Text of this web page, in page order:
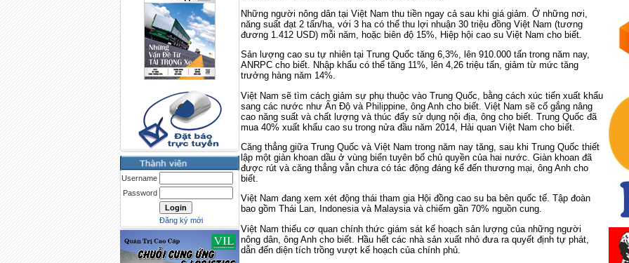
Username
Password
Đăng ký mới
Những người nông dân tại Việt Nam thu tiền ngay cả sau khi giá giảm. Ở những nơi,
năng suất đạt 2 tấn/ha, với 3 ha có thể thu lợi nhuận 30 triệu đồng Việt Nam (tương
đương 1.412 USD) mỗi năm, hoặc biên độ 15%, Hiệp hội cao su Việt Nam cho biết.
Sản lượng cao su tự nhiên tại Trung Quốc tăng 6,3%, lên 910.000 tấn trong năm nay,
ANRPC cho biết. Nhập khẩu có thể tăng 11%, lên 4,26 triệu tấn, giảm từ mức tăng
trưởng hàng năm 14%.
Việt Nam sẽ tìm cách giảm sự phụ thuộc vào Trung Quốc, bằng cách xúc tiến xuất khẩu
sang các nước như Ấn Độ và Philippine, ông Anh cho biết. Việt Nam sẽ cố gắng nâng
cao năng suất và chất lượng và thúc đẩy sử dụng nội địa, ông cho biết. Trung Quốc đã
mua 40% xuất khẩu cao su trong nửa đầu năm 2014, Hải quan Việt Nam cho biết.
Căng thẳng giữa Trung Quốc và Việt Nam trong năm nay tăng, sau khi Trung Quốc thiết
lập một giàn khoan dầu ở vùng biển tuyên bố chủ quyền của hai nước. Giàn khoan đã
được rút và căng thẳng vẫn chưa có tác động đáng kể đến thương mại, ông Anh cho
biết.
Việt Nam đang xem xét động thái tham gia Hội đồng cao su ba bên quốc tế. Tập đoàn
bao gồm Thái Lan, Indonesia và Malaysia và chiếm gần 70% nguồn cung.
Việt Nam thiếu cơ quan chính thức giám sát kế hoạch sản lượng của những người
nông dân, ông Anh cho biết. Hầu hết các nhà sản xuất nhỏ đưa ra quyết định tự phát,
dẫn đến diện tích trồng vượt kế hoạch của chính phủ.